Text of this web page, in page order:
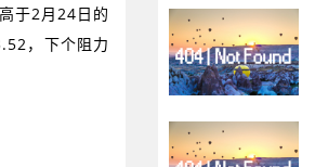
于2 月 24日的
，下个阻力